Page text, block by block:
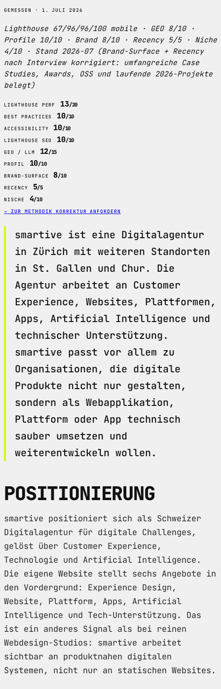
GEMESSEN · 1. JULI 2026
Lighthouse 67/96/96/100 mobile · GEO 8/10 ·
Profile 10/10 · Brand 8/10 · Recency 5/5 · Niche
4/10 · Stand 2026-07 (Brand-Surface + Recency
nach Interview korrigiert: umfangreiche Case
Studies, Awards, OSS und laufende 2026-Projekte
belegt)
LIGHTHOUSE PERF 13/20
BEST PRACTICES 10/10
ACCESSIBILITY 10/10
LIGHTHOUSE SEO 10/10
GEO / LLM 12/15
PROFIL 10/10
BRAND-SURFACE 8/10
RECENCY 5/5
NISCHE 4/10
→ ZUR METHODIK KORREKTUR ANFORDERN
smartive ist eine Digitalagentur
in Zürich mit weiteren Standorten
in St. Gallen und Chur. Die
Agentur arbeitet an Customer
Experience, Websites, Plattformen,
Apps, Artificial Intelligence und
technischer Unterstützung.
smartive passt vor allem zu
Organisationen, die digitale
Produkte nicht nur gestalten,
sondern als Webapplikation,
Plattform oder App technisch
sauber umsetzen und
weiterentwickeln wollen.
POSITIONIERUNG
smartive positioniert sich als Schweizer
Digitalagentur für digitale Challenges,
gelöst über Customer Experience,
Technologie und Artificial Intelligence.
Die eigene Website stellt sechs Angebote in
den Vordergrund: Experience Design,
Website, Plattform, Apps, Artificial
Intelligence und Tech-Unterstützung. Das
ist ein anderes Signal als bei reinen
Webdesign-Studios: smartive arbeitet
sichtbar an produktnahen digitalen
Systemen, nicht nur an statischen Websites.